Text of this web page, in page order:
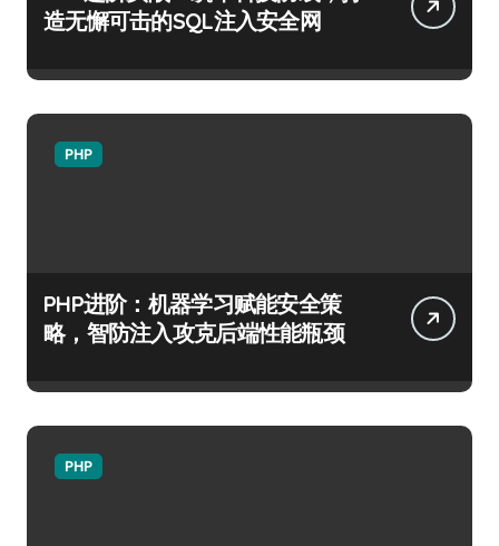
造无懈可击的SQL注入安全网
PHP
PHP进阶：机器学习赋能安全策
略，智防注入攻克后端性能瓶颈
PHP